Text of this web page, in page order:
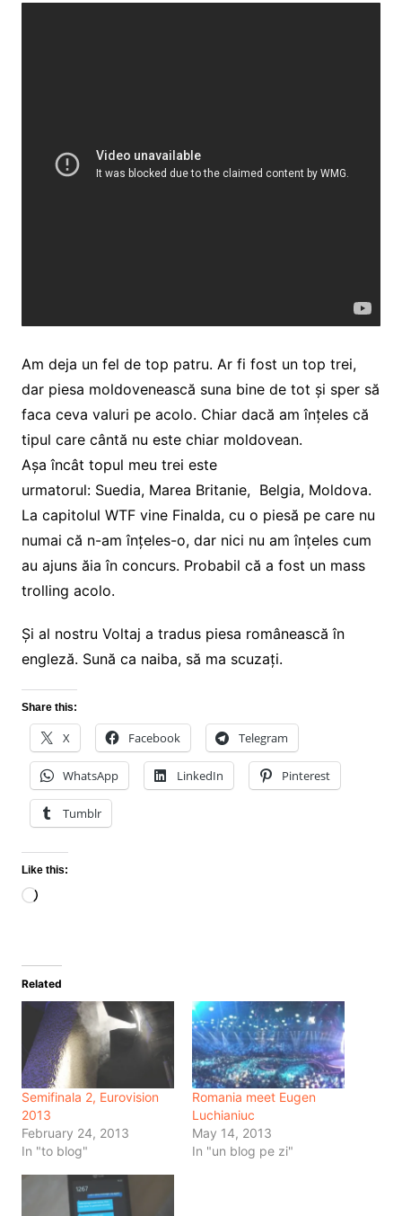
Am deja un fel de top patru. Ar fi fost un top trei,
dar piesa moldovenească suna bine de tot și sper să
faca ceva valuri pe acolo. Chiar dacă am înțeles că
tipul care cântă nu este chiar moldovean.
Așa încât topul meu trei este
urmatorul: Suedia, Marea Britanie, Belgia, Moldova.
La capitolul WTF vine Finalda, cu o piesă pe care nu
numai că n-am înțeles-o, dar nici nu am înțeles cum
au ajuns ăia în concurs. Probabil că a fost un mass
trolling acolo.
Și al nostru Voltaj a tradus piesa românească în
engleză. Sună ca naiba, să ma scuzați.
Share this:
X Facebook Telegram
WhatsApp LinkedIn Pinterest
Tumblr
Like this:
Loading…
Related
Semifinala 2, Eurovision
2013
February 24, 2013
In "to blog"
Romania meet Eugen
Luchianiuc
May 14, 2013
In "un blog pe zi"